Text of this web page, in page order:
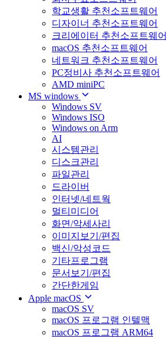
학교생활 추천소프트웨어
디자이너 추천소프트웨어
크리에이터 추천소프트웨어
macOS 추천소프트웨어
네트워크 추천소프트웨어
PC정비사 추천소프트웨어
AMD miniPC
MS windows
Windows SV
Windows ISO
Windows on Arm
AI
시스템관리
디스크관리
파일관리
드라이버
인터넷/네트웍
멀티미디어
화면/악세사리
이미지보기/편집
백신/악성코드
기타프로그램
문서보기/편집
간단한게임
Apple macOS
macOS SV
macOS 프로그램 인텔맥
macOS 프로그램 ARM64